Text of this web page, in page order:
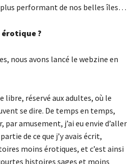
plus performant de nos belles îles…
érotique ?
nous avons lancé le webzine en
libre, réservé aux adultes, où le
se dire. De temps en temps,
par amusement, j’ai eu envie d’aller
de ce que j’y avais écrit,
moins érotiques, et c’est ainsi
histoires sages et moins